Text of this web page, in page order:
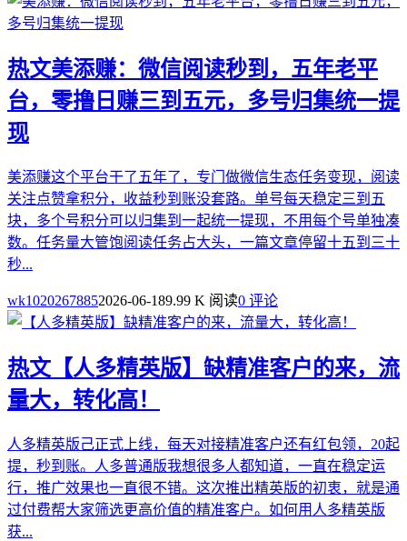
热文美添赚：微信阅读秒到，五年老平
台，零撸日赚三到五元，多号归集统一提
现
美添赚这个平台干了五年了，专门做微信生态任务变现，阅读
关注点赞拿积分，收益秒到账没套路。单号每天稳定三到五
块，多个号积分可以归集到一起统一提现，不用每个号单独凑
数。任务量大管饱阅读任务占大头，一篇文章停留十五到三十
秒...
wk10202678852026-06-189.99 K 阅读0 评论
热文 【人多精英版】缺精准客户的来，流
量大，转化高！
人多精英版己正式上线，每天对接精准客户还有红包领，20起
提，秒到账。人多普通版我想很多人都知道，一直在稳定运
行，推广效果也一直很不错。这次推出精英版的初衷，就是通
过付费帮大家筛选更高价值的精准客户。如何用人多精英版
获...